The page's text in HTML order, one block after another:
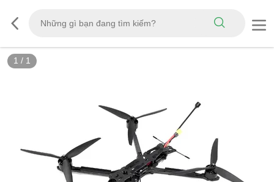
1 / 1